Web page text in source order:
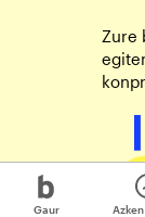
Gaur
Zure